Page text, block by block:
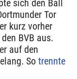
sich den Ball
Tor
kurz vorher
BVB aus.
auf den
So trennte